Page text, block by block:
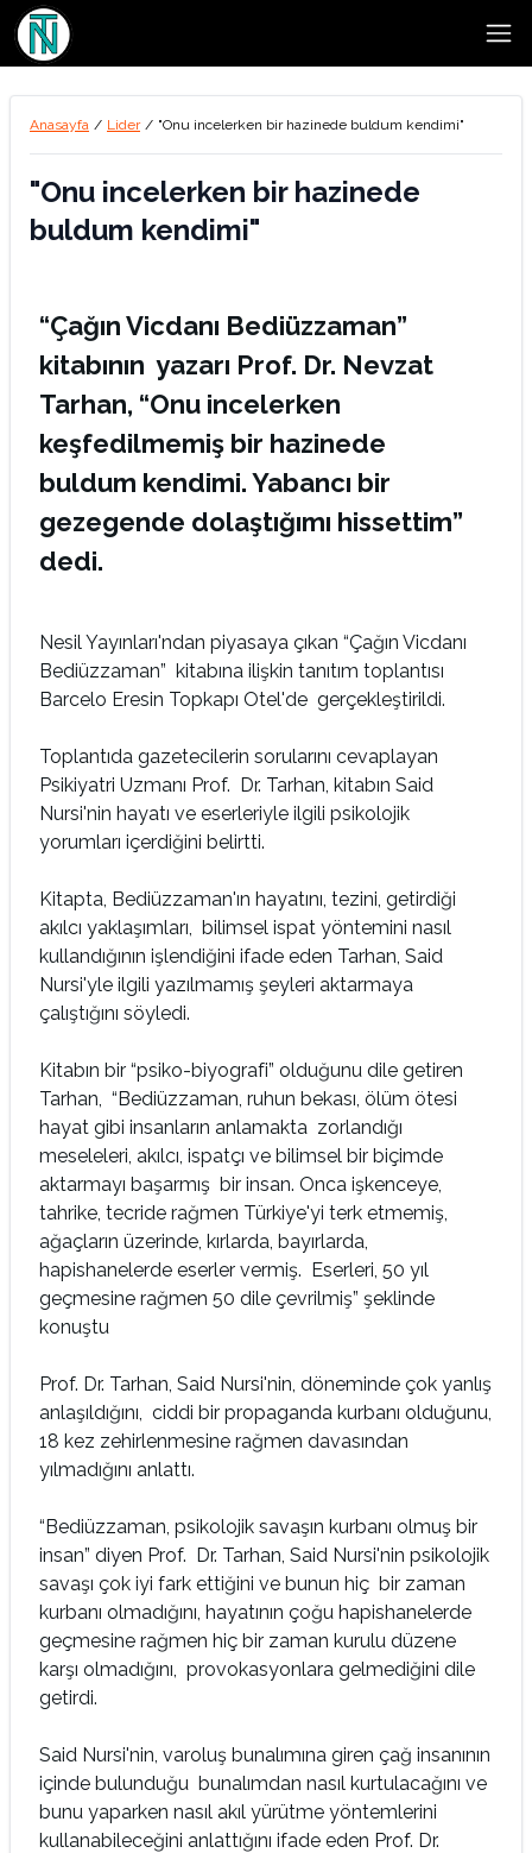
Anasayfa / Lider / "Onu incelerken bir hazinede buldum kendimi"
"Onu incelerken bir hazinede
buldum kendimi"
“Çağın Vicdanı Bediüzzaman”
kitabının yazarı Prof. Dr. Nevzat
Tarhan, “Onu incelerken
keşfedilmemiş bir hazinede
buldum kendimi. Yabancı bir
gezegende dolaştığımı hissettim”
dedi.
Nesil Yayınları'ndan piyasaya çıkan “Çağın Vicdanı
Bediüzzaman” kitabına ilişkin tanıtım toplantısı
Barcelo Eresin Topkapı Otel'de gerçekleştirildi.
Toplantıda gazetecilerin sorularını cevaplayan
Psikiyatri Uzmanı Prof. Dr. Tarhan, kitabın Said
Nursi'nin hayatı ve eserleriyle ilgili psikolojik
yorumları içerdiğini belirtti.
Kitapta, Bediüzzaman'ın hayatını, tezini, getirdiği
akılcı yaklaşımları, bilimsel ispat yöntemini nasıl
kullandığının işlendiğini ifade eden Tarhan, Said
Nursi'yle ilgili yazılmamış şeyleri aktarmaya
çalıştığını söyledi.
Kitabın bir “psiko-biyografi” olduğunu dile getiren
Tarhan, “Bediüzzaman, ruhun bekası, ölüm ötesi
hayat gibi insanların anlamakta zorlandığı
meseleleri, akılcı, ispatçı ve bilimsel bir biçimde
aktarmayı başarmış bir insan. Onca işkenceye,
tahrike, tecride rağmen Türkiye'yi terk etmemiş,
ağaçların üzerinde, kırlarda, bayırlarda,
hapishanelerde eserler vermiş. Eserleri, 50 yıl
geçmesine rağmen 50 dile çevrilmiş” şeklinde
konuştu
Prof. Dr. Tarhan, Said Nursi'nin, döneminde çok yanlış
anlaşıldığını, ciddi bir propaganda kurbanı olduğunu,
18 kez zehirlenmesine rağmen davasından
yılmadığını anlattı.
“Bediüzzaman, psikolojik savaşın kurbanı olmuş bir
insan” diyen Prof. Dr. Tarhan, Said Nursi'nin psikolojik
savaşı çok iyi fark ettiğini ve bunun hiç bir zaman
kurbanı olmadığını, hayatının çoğu hapishanelerde
geçmesine rağmen hiç bir zaman kurulu düzene
karşı olmadığını, provokasyonlara gelmediğini dile
getirdi.
Said Nursi'nin, varoluş bunalımına giren çağ insanının
içinde bulunduğu bunalımdan nasıl kurtulacağını ve
bunu yaparken nasıl akıl yürütme yöntemlerini
kullanabileceğini anlattığını ifade eden Prof. Dr.